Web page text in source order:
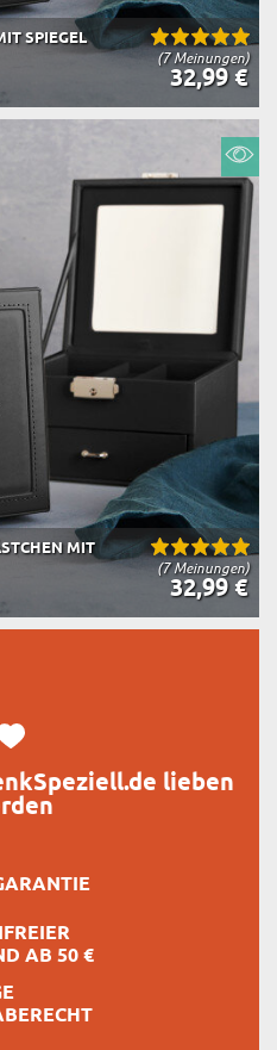
(7 Meinungen)
SPIEGEL
32,99 €
(7 Meinungen)
MIT
32,99 €
lieben
AB 50 €